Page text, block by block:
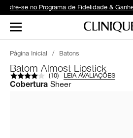
se no Programa de Fidelidade &
Página Inicial / Batons
Batom Almost Lipstick
(10) LEIA AVALIAÇÕES
Cobertura Sheer